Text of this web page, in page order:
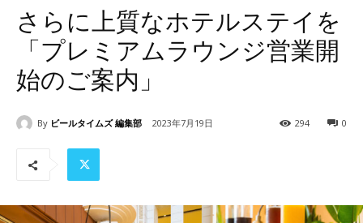
さらに上質なホテルステイを
「プレミアムラウンジ営業開
始のご案内」
By ビールタイムズ 編集部 2023年7月19日 0
294